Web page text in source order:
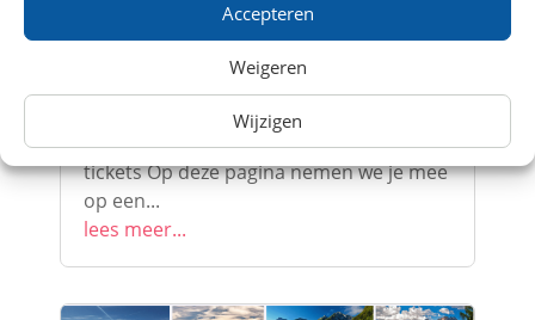
Accepteren
Weigeren
Wijzigen
een stad vol historie, cultuur en
prachtige architectuur. Een treinreis
naar Wenen is een ontspannen en
milieuvriendelijke manier om deze
betoverende stad te verkennen Zoek
tickets Op deze pagina nemen we je mee
op een...
lees meer...